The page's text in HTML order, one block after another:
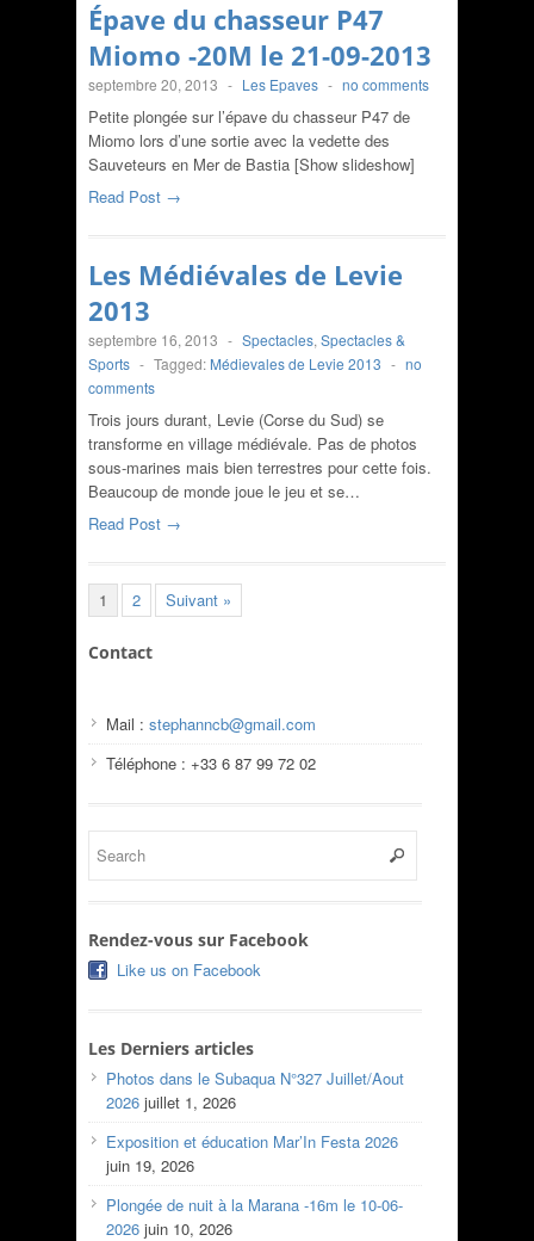
Épave du chasseur P47
Miomo -20M le 21-09-2013
septembre 20, 2013 - Les Epaves - no comments
Petite plongée sur l’épave du chasseur P47 de
Miomo lors d’une sortie avec la vedette des
Sauveteurs en Mer de Bastia [Show slideshow]
Read Post →
Les Médiévales de Levie
2013
septembre 16, 2013 - Spectacles, Spectacles &
Sports - Tagged: Médievales de Levie 2013 - no
comments
Trois jours durant, Levie (Corse du Sud) se
transforme en village médiévale. Pas de photos
sous-marines mais bien terrestres pour cette fois.
Beaucoup de monde joue le jeu et se…
Read Post →
1 2 Suivant »
Contact
Mail : stephanncb@gmail.com
Téléphone : +33 6 87 99 72 02
Rendez-vous sur Facebook
Like us on Facebook
Les Derniers articles
Photos dans le Subaqua N°327 Juillet/Aout
2026 juillet 1, 2026
Exposition et éducation Mar’In Festa 2026
juin 19, 2026
Plongée de nuit à la Marana -16m le 10-06-
2026 juin 10, 2026